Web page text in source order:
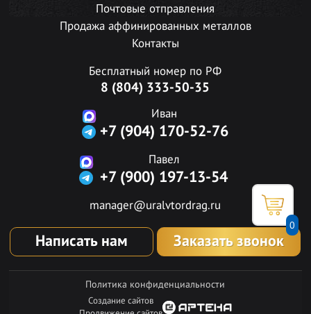
0
Почтовые отправления
Продажа аффинированных металлов
Контакты
Бесплатный номер по РФ
8 (804) 333-50-35
Иван
+7 (904) 170-52-76
Павел
+7 (900) 197-13-54
manager@uralvtordrag.ru
Написать нам Заказать звонок
Политика конфиденциальности
Создание сайтов